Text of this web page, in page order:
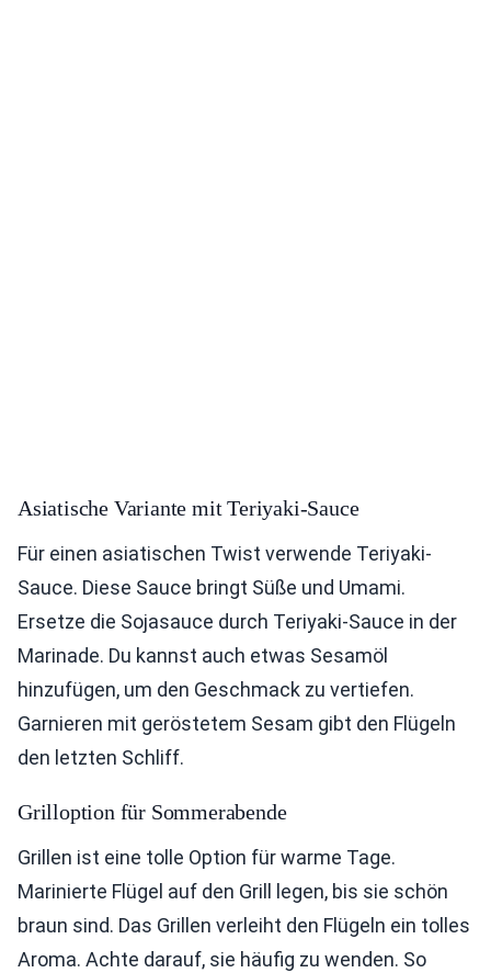
Asiatische Variante mit Teriyaki-Sauce
Für einen asiatischen Twist verwende Teriyaki-
Sauce. Diese Sauce bringt Süße und Umami.
Ersetze die Sojasauce durch Teriyaki-Sauce in der
Marinade. Du kannst auch etwas Sesamöl
hinzufügen, um den Geschmack zu vertiefen.
Garnieren mit geröstetem Sesam gibt den Flügeln
den letzten Schliff.
Grilloption für Sommerabende
Grillen ist eine tolle Option für warme Tage.
Marinierte Flügel auf den Grill legen, bis sie schön
braun sind. Das Grillen verleiht den Flügeln ein tolles
Aroma. Achte darauf, sie häufig zu wenden. So